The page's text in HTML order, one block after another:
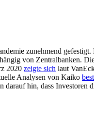
zunehmend
von Zentralbanken.
2020 zeigte sich laut
Analysen von Kaiko
hin, dass Investoren